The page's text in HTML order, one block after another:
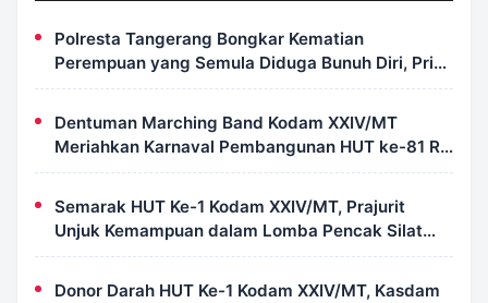
Polresta Tangerang Bongkar Kematian
Perempuan yang Semula Diduga Bunuh Diri, Pria
30 Tahun Jadi Tersangka
Dentuman Marching Band Kodam XXIV/MT
Meriahkan Karnaval Pembangunan HUT ke-81 RI
di Merauke
Semarak HUT Ke-1 Kodam XXIV/MT, Prajurit
Unjuk Kemampuan dalam Lomba Pencak Silat
Militer
Donor Darah HUT Ke-1 Kodam XXIV/MT, Kasdam